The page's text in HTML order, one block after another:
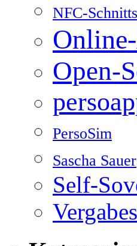
NFC-
Open-
PersoSim
Sascha Sauer
Self-